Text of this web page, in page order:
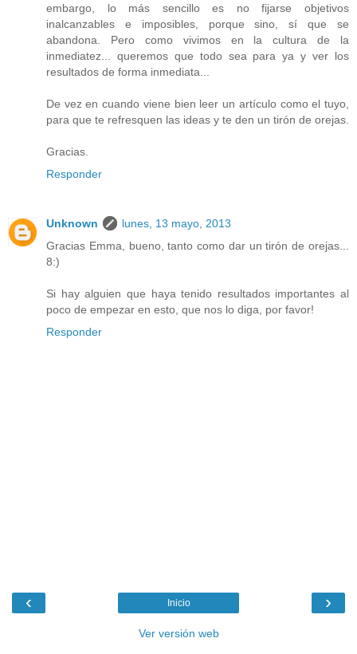
embargo, lo más sencillo es no fijarse objetivos
inalcanzables e imposibles, porque sino, sí que se
abandona. Pero como vivimos en la cultura de la
inmediatez... queremos que todo sea para ya y ver los
resultados de forma inmediata...
De vez en cuando viene bien leer un artículo como el tuyo,
para que te refresquen las ideas y te den un tirón de orejas.
Gracias.
Responder
Unknown
lunes, 13 mayo, 2013
Gracias Emma, bueno, tanto como dar un tirón de orejas...
8:)
Si hay alguien que haya tenido resultados importantes al
poco de empezar en esto, que nos lo diga, por favor!
Responder
‹ ›
Inicio
Ver versión web